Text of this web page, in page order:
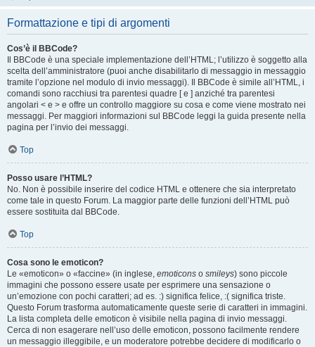
Formattazione e tipi di argomenti
Cos’è il BBCode?
Il BBCode è una speciale implementazione dell’HTML; l’utilizzo è soggetto alla
scelta dell’amministratore (puoi anche disabilitarlo di messaggio in messaggio
tramite l’opzione nel modulo di invio messaggi). Il BBCode è simile all’HTML, i
comandi sono racchiusi tra parentesi quadre [ e ] anziché tra parentesi
angolari < e > e offre un controllo maggiore su cosa e come viene mostrato nei
messaggi. Per maggiori informazioni sul BBCode leggi la guida presente nella
pagina per l’invio dei messaggi.
Top
Posso usare l’HTML?
No. Non è possibile inserire del codice HTML e ottenere che sia interpretato
come tale in questo Forum. La maggior parte delle funzioni dell’HTML può
essere sostituita dal BBCode.
Top
Cosa sono le emoticon?
Le «emoticon» o «faccine» (in inglese, emoticons o smileys) sono piccole
immagini che possono essere usate per esprimere una sensazione o
un’emozione con pochi caratteri; ad es. :) significa felice, :( significa triste.
Questo Forum trasforma automaticamente queste serie di caratteri in immagini.
La lista completa delle emoticon è visibile nella pagina di invio messaggi.
Cerca di non esagerare nell’uso delle emoticon, possono facilmente rendere
un messaggio illeggibile, e un moderatore potrebbe decidere di modificarlo o